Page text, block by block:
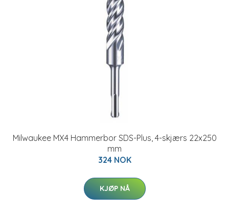
Milwaukee MX4 Hammerbor SDS-Plus, 4-skjærs 22x250
mm
324 NOK
KJØP NÅ